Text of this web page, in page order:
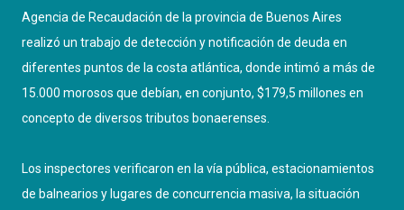
Agencia de Recaudación de la provincia de Buenos Aires
realizó un trabajo de detección y notificación de deuda en
diferentes puntos de la costa atlántica, donde intimó a más de
15.000 morosos que debían, en conjunto, $179,5 millones en
concepto de diversos tributos bonaerenses.
Los inspectores verificaron en la vía pública, estacionamientos
de balnearios y lugares de concurrencia masiva, la situación